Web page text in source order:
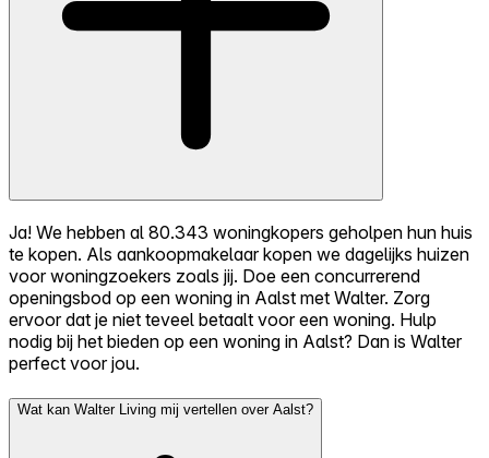
Ja! We hebben al 80.343 woningkopers geholpen hun huis
te kopen. Als aankoopmakelaar kopen we dagelijks huizen
voor woningzoekers zoals jij. Doe een concurrerend
openingsbod op een woning in Aalst met Walter. Zorg
ervoor dat je niet teveel betaalt voor een woning. Hulp
nodig bij het bieden op een woning in Aalst? Dan is Walter
perfect voor jou.
Wat kan Walter Living mij vertellen over Aalst?